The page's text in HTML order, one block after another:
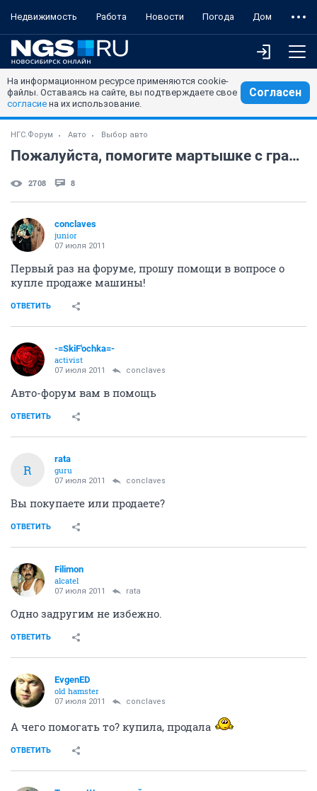
Недвижимость Работа Новости Погода Дом
На информационном ресурсе применяются cookie-
файлы. Оставаясь на сайте, вы подтверждаете свое
согласие на их использование.
Согласен
НГС.Форум Авто Выбор авто
Пожалуйста, помогите мартышке с гранатой!
2708 8
conclaves
junior
07 июля 2011
Первый раз на форуме, прошу помощи в вопросе о
купле продаже машины!
ОТВЕТИТЬ
-=SkiF'ochka=-
activist
07 июля 2011 conclaves
Авто-форум вам в помощь
ОТВЕТИТЬ
R
rata
guru
07 июля 2011 conclaves
Вы покупаете или продаете?
ОТВЕТИТЬ
Filimon
alcatel
07 июля 2011 rata
Одно задругим не избежно.
ОТВЕТИТЬ
EvgenED
old hamster
07 июля 2011 conclaves
А чего помогать то? купила, продала
ОТВЕТИТЬ